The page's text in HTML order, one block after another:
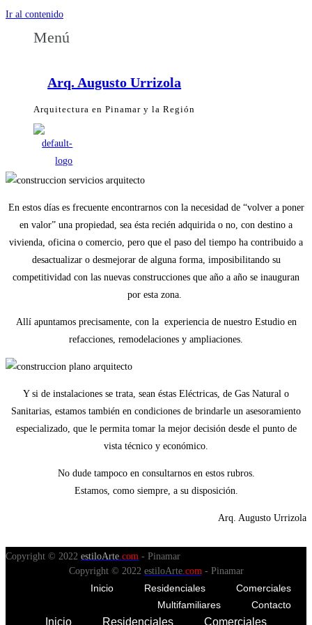
Ir al contenido
Menú
Arq. Augusto Urrizola
Arquitectura en Pinamar y la Región
En estos días es frecuente encontrarnos con la necesidad de “volver a poner
en valor” una propiedad, sea ésta recién adquirida o no, con destino a
vivienda, oficina o comercio, pero que el paso del tiempo ha contribuido a
desactualizar o desmejorar de alguna forma, imposibilitando su
competitividad con las nuevas construcciones que año a año se inauguran
por esta zona.
Allí apuntamos precisamente, con la experiencia de nuestro Estudio en
refacciones, remodelaciones y ampliaciones.
Y si de instalaciones se trata, sean éstas Eléctricas, de Gas Natural o
Sanitarias, estamos también en condiciones de brindarle un asesoramiento
especializado, que le permita tomar la mejor decisión desde el punto de
vista técnico y económico.
No dude tampoco en consultarnos en estos rubros.
Estamos, como siempre, a su disposición.
Arq. Augusto Urrizola
Copyright © 2022 estiloArte .com - Pinamar
Copyright © 2022 estiloArte.com - Pinamar
Inicio Residenciales
Comerciales
Multifamiliares
Contacto
Inicio Residenciales Comerciales